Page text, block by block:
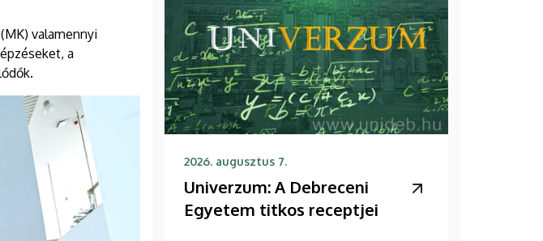
valamennyi
a
2026. augusztus 7.
Univerzum: A Debreceni
Egyetem titkos receptjei